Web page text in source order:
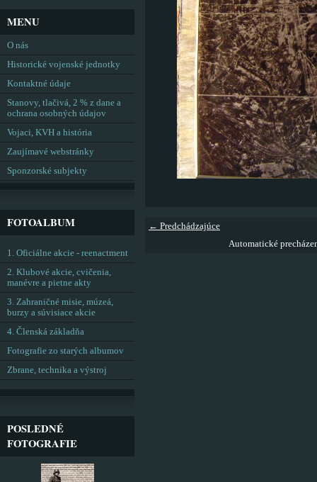
← Predchádzajúce
Automatické
MENU
O nás
Historické vojenské jednotky
Kontaktné údaje
Stanovy, tlačivá, 2 % z dane a
ochrana osobných údajov
Vojaci, KVH a história
Zaujímavé webstránky
Sponzorské subjekty
FOTOALBUM
1. Oficiálne akcie - reenactment
2. Klubové akcie, cvičenia,
manévre a pietne akty
3. Zahraničné misie, múzeá,
burzy a súvisiace akcie
4. Členská základňa
Fotografie zo starých albumov
Zbrane, technika a výstroj
POSLEDNÉ
FOTOGRAFIE